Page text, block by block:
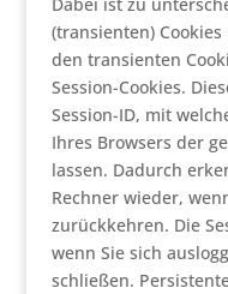
(transienten)
den transienten
Session-Cookies.
Session-ID, mit
Ihres Browsers der
lassen. Dadurch
Rechner wieder,
zurückkehren. Die
wenn Sie sich
schließen.